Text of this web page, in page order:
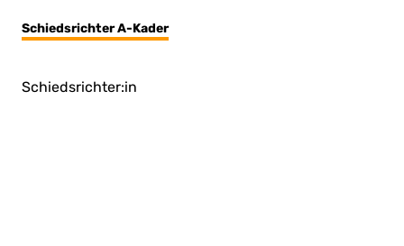
Schiedsrichter A-Kader
Schiedsrichter:in